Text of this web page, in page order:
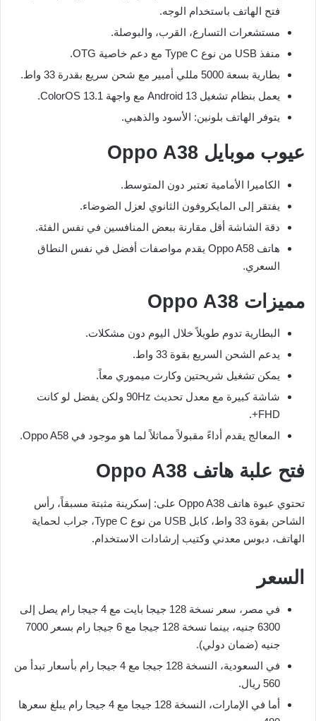
فتح الهاتف باستخدام الوجه.
مستشعرات التسارع، القرب، والبوصلة.
منفذ USB من نوع Type C مع دعم خاصية OTG.
بطارية بسعة 5000 مللي أمبير مع شحن سريع بقدرة 33 واط.
يعمل بنظام تشغيل Android 13 مع واجهة ColorOS 13.1.
يتوفر الهاتف بلونين: الأسود والذهبي.
عيوب موبايل Oppo A38
الكاميرا الأمامية تعتبر دون المتوسط.
يفتقر إلى المايكروفون الثانوي لعزل الضوضاء.
دقة الشاشة أقل مقارنة ببعض المنافسين في نفس الفئة.
هاتف Oppo A58 يقدم مواصفات أفضل في نفس النطاق
السعري.
مميزات Oppo A38
البطارية تدوم طويلاً خلال اليوم دون مشكلات.
يدعم الشحن السريع بقوة 33 واط.
يمكن تشغيل شريحتين وكارت ميموري معاً.
شاشة كبيرة مع معدل تحديث 90Hz ولكن يفضل لو كانت
FHD+.
المعالج يقدم أداءً مقبولاً مماثلاً لما هو موجود في Oppo A58.
فتح علبة هاتف Oppo A38
تحتوي عبوة هاتف Oppo A38 على: إسكرينة مثبتة مسبقاً، رأس
الشاحن بقوة 33 واط، كابل USB من نوع Type C، جراب لحماية
الهاتف، دبوس معدني وكتيب إرشادات الاستخدام.
السعر
في مصر، سعر نسخة 128 جيجا بايت مع 4 جيجا رام يصل إلى
6300 جنيه، بينما نسخة 128 جيجا مع 6 جيجا رام بسعر 7000
جنيه (ضمان دولي).
في السعودية، النسخة 128 جيجا مع 4 جيجا رام بأسعار تبدأ من
560 ريال.
أما في الإمارات، النسخة 128 جيجا مع 4 جيجا رام يبلغ سعرها